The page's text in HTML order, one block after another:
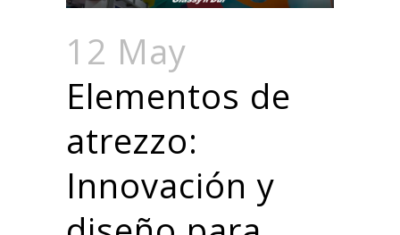
12 May
Elementos de
atrezzo:
Innovación y